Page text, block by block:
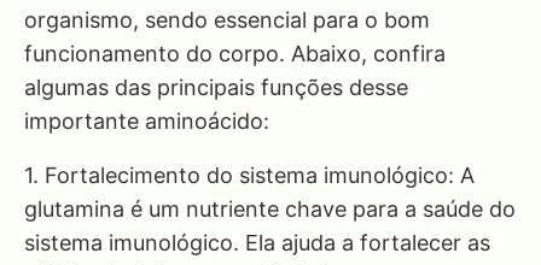
organismo, sendo essencial para o bom
funcionamento do corpo. Abaixo, confira
algumas das principais funções desse
importante aminoácido:
1. Fortalecimento do sistema imunológico: A
glutamina é um nutriente chave para a saúde do
sistema imunológico. Ela ajuda a fortalecer as